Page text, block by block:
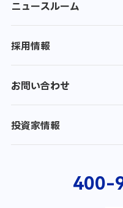
ニュースルーム
採用情報
お問い合わせ
投資家情報
400-